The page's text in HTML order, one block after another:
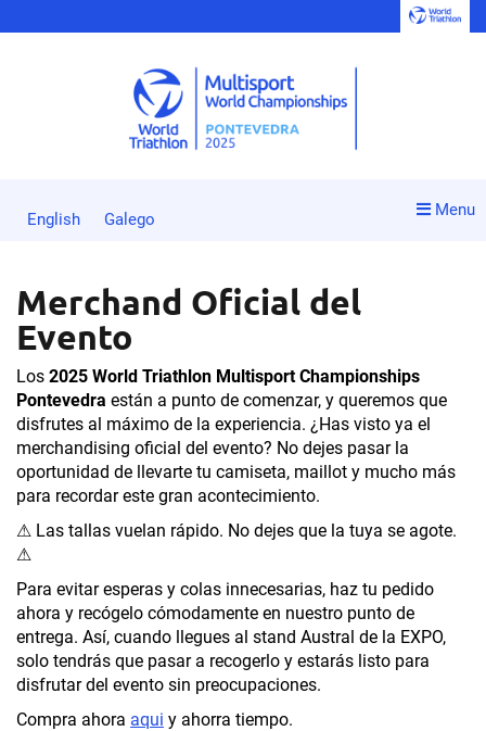
Menu
English Galego
Merchand Oficial del
Evento
Los 2025 World Triathlon Multisport Championships
Pontevedra están a punto de comenzar, y queremos que
disfrutes al máximo de la experiencia. ¿Has visto ya el
merchandising oficial del evento? No dejes pasar la
oportunidad de llevarte tu camiseta, maillot y mucho más
para recordar este gran acontecimiento.
⚠ Las tallas vuelan rápido. No dejes que la tuya se agote.
⚠
Para evitar esperas y colas innecesarias, haz tu pedido
ahora y recógelo cómodamente en nuestro punto de
entrega. Así, cuando llegues al stand Austral de la EXPO,
solo tendrás que pasar a recogerlo y estarás listo para
disfrutar del evento sin preocupaciones.
Compra ahora aqui y ahorra tiempo.